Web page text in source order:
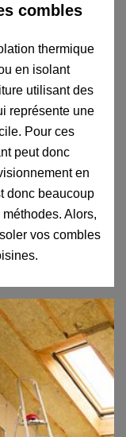
combles
thermique
en isolant
utilisant des
représente une
Pour ces
peut donc
en
donc beaucoup
méthodes. Alors,
vos combles